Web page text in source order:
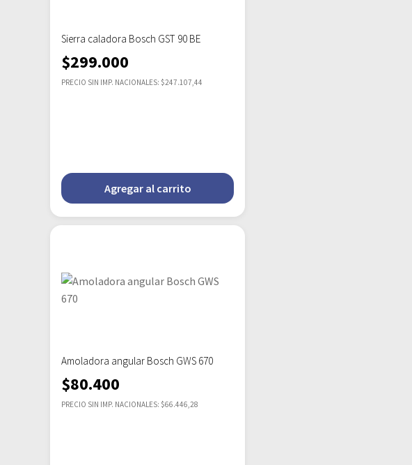
Sierra caladora Bosch GST 90 BE
$299.000
PRECIO SIN IMP. NACIONALES: $247.107,44
Agregar al carrito
Amoladora angular Bosch GWS 670
$80.400
PRECIO SIN IMP. NACIONALES: $66.446,28